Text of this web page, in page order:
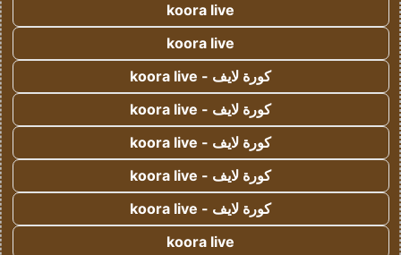
koora live
koora live
كورة لايف - koora live
كورة لايف - koora live
كورة لايف - koora live
كورة لايف - koora live
كورة لايف - koora live
koora live